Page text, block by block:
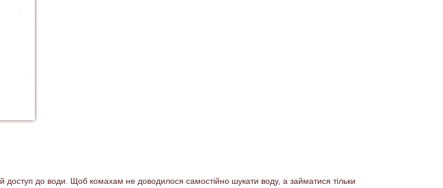
доступ до води. Щоб комахам не доводилося самостійно шукати воду, а займатися тільки